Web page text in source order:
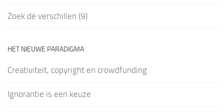
Zoek de verschillen (9)
HET NIEUWE PARADIGMA
Creativiteit, copyright en crowdfunding
Ignorantie is een keuze